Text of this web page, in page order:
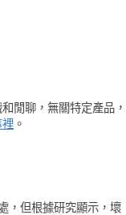
閒聊，無關特定產品，
裡 。
，但根據研究顯示，壞